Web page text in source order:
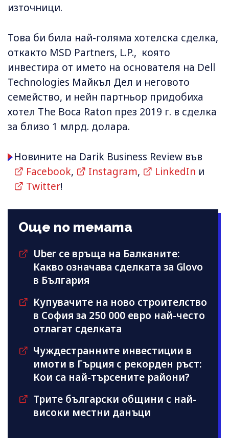
източници.
Това би била най-голяма хотелска сделка,
откакто MSD Partners, L.P., която
инвестира от името на основателя на Dell
Technologies Майкъл Дел и неговото
семейство, и нейн партньор придобиха
хотел The Boca Raton през 2019 г. в сделка
за близо 1 млрд. долара.
Новините на Darik Business Review във
Facebook, Instagram, LinkedIn и
Twitter!
Още по темата
Uber се връща на Балканите:
Какво означава сделката за Glovo
в България
Купувачите на ново строителство
в София за 250 000 евро най-често
отлагат сделката
Чуждестранните инвестиции в
имоти в Гърция с рекорден ръст:
Кои са най-търсените райони?
Трите български общини с най-
високи местни данъци